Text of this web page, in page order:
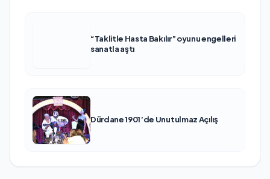
“Taklitle Hasta Bakılır” oyunu engelleri
sanatla aştı
Dürdane 1901’de Unutulmaz Açılış